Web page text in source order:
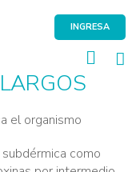
INGRESA
el organismo
como